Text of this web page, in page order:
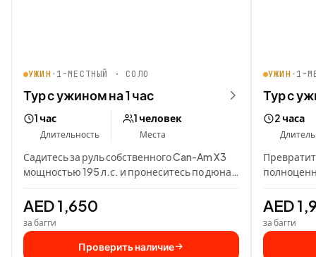
УЖИН •1-МЕСТНЫЙ · СОЛО
Тур с ужином на 1 час
1 час
Длительность
1 человек
Места
Садитесь за руль собственного Can-Am X3
мощностью 195 л.с. и пронеситесь по дюнам
AED 1,650
за багги
Проверить наличие
УЖИН •1-
Тур с
2 часа
AED
за багги